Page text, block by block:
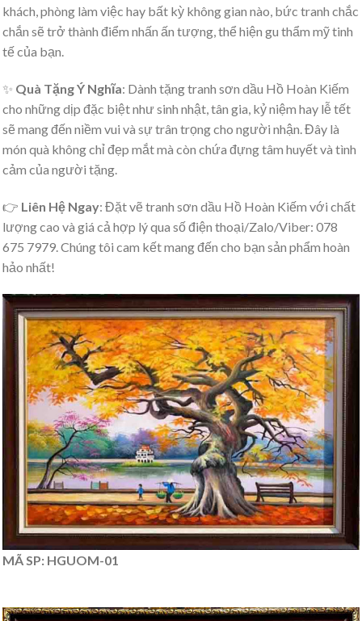
khách, phòng làm việc hay bất kỳ không gian nào, bức tranh chắc
chắn sẽ trở thành điểm nhấn ấn tượng, thể hiện gu thẩm mỹ tinh
tế của bạn.
✨ Quà Tặng Ý Nghĩa: Dành tặng tranh sơn dầu Hồ Hoàn Kiếm
cho những dịp đặc biệt như sinh nhật, tân gia, kỷ niệm hay lễ tết
sẽ mang đến niềm vui và sự trân trọng cho người nhận. Đây là
món quà không chỉ đẹp mắt mà còn chứa đựng tâm huyết và tình
cảm của người tặng.
👉 Liên Hệ Ngay: Đặt vẽ tranh sơn dầu Hồ Hoàn Kiếm với chất
lượng cao và giá cả hợp lý qua số điện thoại/Zalo/Viber: 078
675 7979. Chúng tôi cam kết mang đến cho bạn sản phẩm hoàn
hảo nhất!
MÃ SP: HGUOM-01